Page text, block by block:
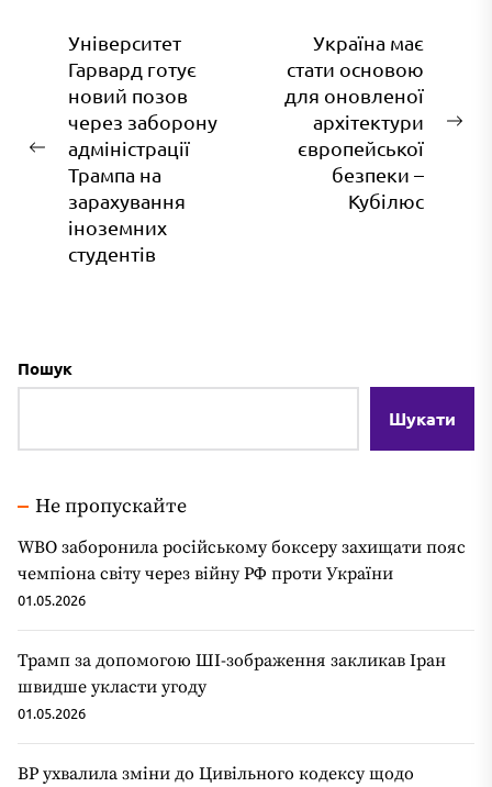
Навігація
записів
Попередній
запис:
Університет
Гарвард готує
новий позов
через заборону
адміністрації
Трампа на
зарахування
іноземних
студентів
Україна має
стати основою
для оновленої
архітектури
європейської
безпеки –
Кубілюс
Пошук
Шукати
Не пропускайте
WBO заборонила російському боксеру захищати пояс
чемпіона світу через війну РФ проти України
01.05.2026
Трамп за допомогою ШІ-зображення закликав Іран
швидше укласти угоду
01.05.2026
ВР ухвалила зміни до Цивільного кодексу щодо